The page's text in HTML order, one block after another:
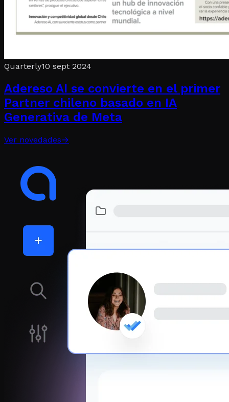
Quarterly10 sept 2024
Adereso AI se convierte en el primer
Partner chileno basado en IA
Generativa de Meta
Ver novedades→